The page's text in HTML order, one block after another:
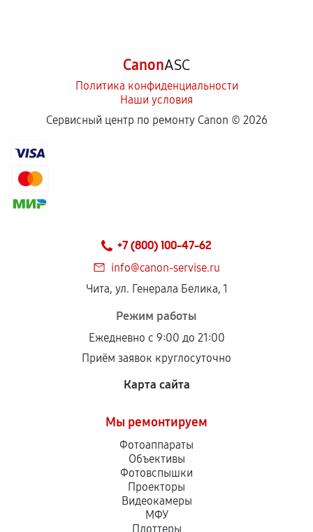
CanonASC
Политика конфиденциальности
Наши условия
Сервисный центр по ремонту Canon © 2026
+7 (800) 100-47-62
info@canon-servise.ru
Чита, ул. Генерала Белика, 1
Режим работы
Ежедневно с 9:00 до 21:00
Приём заявок круглосуточно
Карта сайта
Мы ремонтируем
Фотоаппараты
Объективы
Фотовспышки
Проекторы
Видеокамеры
МФУ
Плоттеры